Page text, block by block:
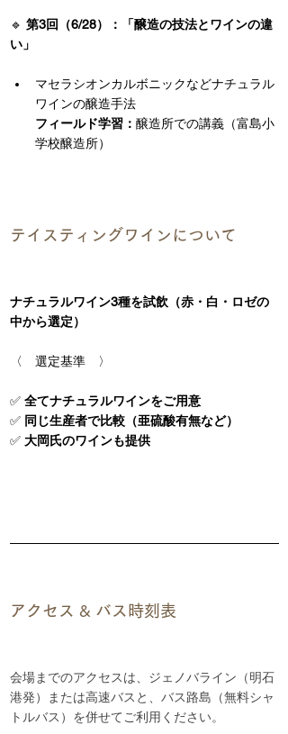
🔹 第3回（6/28）：「醸造の技法とワインの違
い」
マセラシオンカルボニックなどナチュラル
ワインの醸造手法
フィールド学習： 醸造所での講義（富島小
学校醸造所）
テイスティングワインについて
ナチュラルワイン3種を試飲（赤・白・ロゼの
中から選定）
〈　選定基準　〉
✅ 全てナチュラルワインをご用意
✅ 同じ生産者で比較（亜硫酸有無など）
✅ 大岡氏のワインも提供
アクセス & バス時刻表
会場までのアクセスは、ジェノバライン（明石
港発）または高速バスと、バス路島（無料シャ
トルバス）を併せてご利用ください。